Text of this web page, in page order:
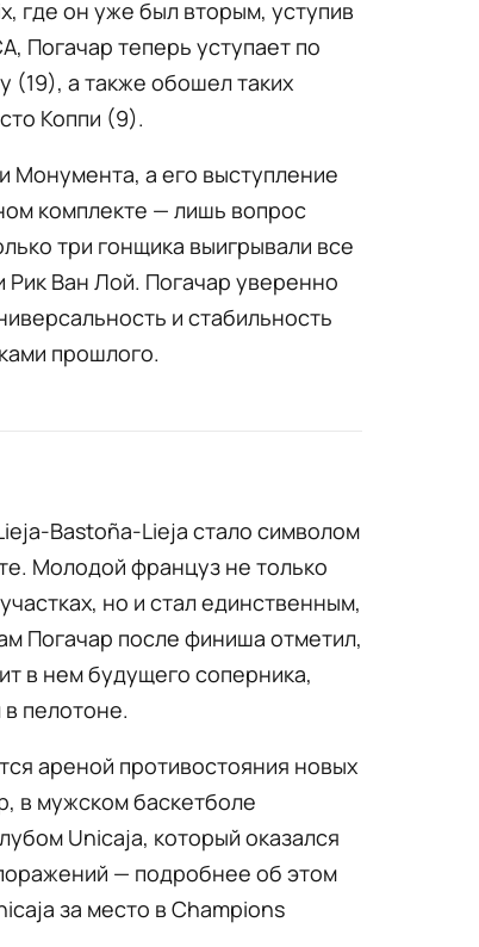
где он уже был вторым, уступив
Погачар теперь уступает по
(19), а также обошел таких
Коппи (9).
Монумента, а его выступление
комплекте — лишь вопрос
три гонщика выигрывали все
Ван Лой. Погачар уверенно
и стабильность
прошлого.
Bastoña-Lieja стало символом
Молодой француз не только
но и стал единственным,
Погачар после финиша отметил,
в нем будущего соперника,
пелотоне.
ареной противостояния новых
в мужском баскетболе
Unicaja, который оказался
— подробнее об этом
за место в Champions